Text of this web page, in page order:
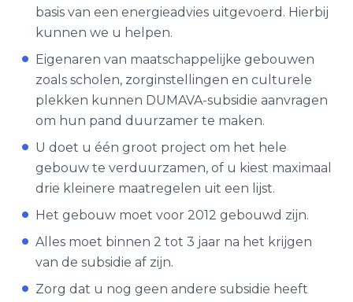
basis van een energieadvies uitgevoerd. Hierbij
kunnen we u helpen.
Eigenaren van maatschappelijke gebouwen
zoals scholen, zorginstellingen en culturele
plekken kunnen DUMAVA-subsidie aanvragen
om hun pand duurzamer te maken.
U doet u één groot project om het hele
gebouw te verduurzamen, of u kiest maximaal
drie kleinere maatregelen uit een lijst.
Het gebouw moet voor 2012 gebouwd zijn.
Alles moet binnen 2 tot 3 jaar na het krijgen
van de subsidie af zijn.
Zorg dat u nog geen andere subsidie heeft